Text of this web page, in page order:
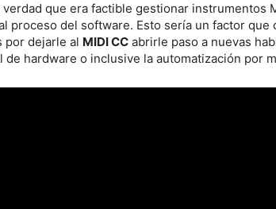
verdad que era factible gestionar instrumentos
proceso del software. Esto sería un factor que
por dejarle al MIDI CC abrirle paso a nuevas
de hardware o inclusive la automatización por